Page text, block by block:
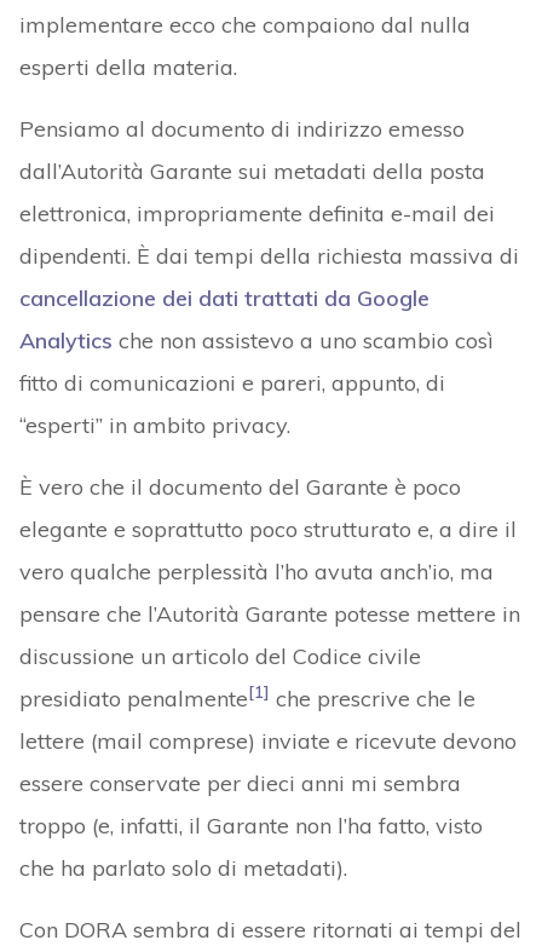
implementare ecco che compaiono dal nulla
esperti della materia.
Pensiamo al documento di indirizzo emesso
dall’Autorità Garante sui metadati della posta
elettronica, impropriamente definita e-mail dei
dipendenti. È dai tempi della richiesta massiva di
cancellazione dei dati trattati da Google
Analytics che non assistevo a uno scambio così
fitto di comunicazioni e pareri, appunto, di
“esperti” in ambito privacy.
È vero che il documento del Garante è poco
elegante e soprattutto poco strutturato e, a dire il
vero qualche perplessità l’ho avuta anch’io, ma
pensare che l’Autorità Garante potesse mettere in
discussione un articolo del Codice civile
presidiato penalmente[1] che prescrive che le
lettere (mail comprese) inviate e ricevute devono
essere conservate per dieci anni mi sembra
troppo (e, infatti, il Garante non l’ha fatto, visto
che ha parlato solo di metadati).
Con DORA sembra di essere ritornati ai tempi del